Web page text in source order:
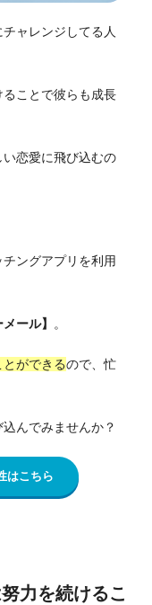
ャレンジしてる人
ことで彼らも成長
恋愛に飛び込むの
ングアプリを利用
ール】 。
ができるので、忙
んでみませんか？
はこちら
力を続けるこ